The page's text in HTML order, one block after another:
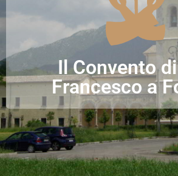
Il Convento
Francesco a